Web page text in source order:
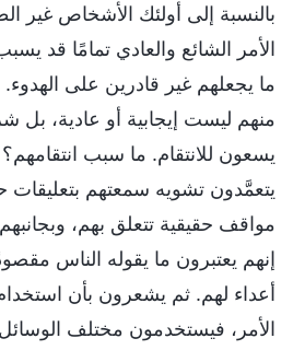
بالنسبة إلى أولئك الأشخاص غير
الأمر الشائع والعادي تمامًا قد
ما يجعلهم غير قادرين على الهدوء.
منهم ليست إيجابية أو عادية، بل
يسعون للانتقام. ما سبب
يتعمَّدون تشويه سمعتهم
مواقف حقيقية تتعلق بهم،
إنهم يعتبرون ما يقوله الناس
أعداء لهم. ثم يشعرون بأن استخدام
الأمر، فيستخدمون مختلف